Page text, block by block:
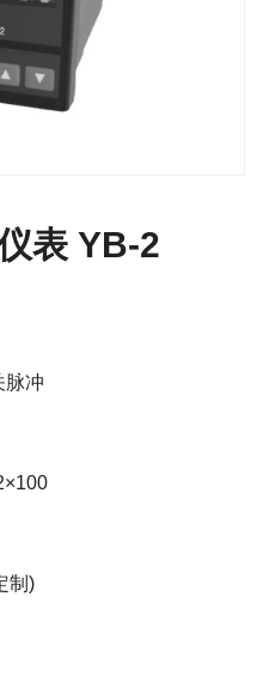
表 YB-2
脉冲
制)